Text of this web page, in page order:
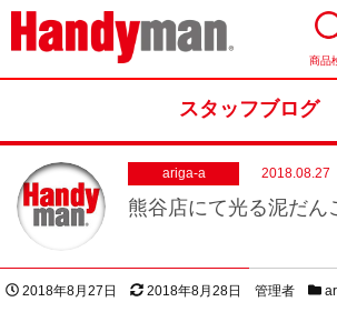
お風呂やキッチンのリフォーム
商品
スタッフブログ
ariga-a 2018.08.27
熊谷店にて光る泥だん
投稿日
2018年8月27日 更新日
2018年8月28日 著者
管理者 スタ